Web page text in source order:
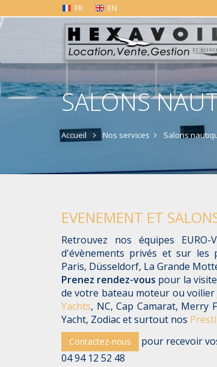
FR EN
SALONS
Accueil Nos services Salons
EVENEMENT ET
Retrouvez nos équipes EURO-
d'évènements privés et sur les
Paris, Düsseldorf, La Grande
Prenez rendez-vous pour la
de votre bateau moteur ouvoilier
Yachts, NC, Cap Camarat, Merry
Yacht, Zodiacet surtout nos
Contactez-nous
pour recevoir
04 94 12 52 48